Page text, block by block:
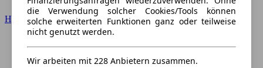
Hyundai
die Verwendung solcher Cookies/Tools können
solche erweiterten Funktionen ganz oder teilweise
nicht genutzt werden.
Wir arbeiten mit 228 Anbietern zusammen.